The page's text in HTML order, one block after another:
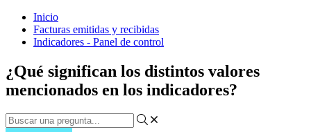
Inicio
Facturas emitidas y recibidas
Indicadores - Panel de control
¿Qué significan los distintos valores
mencionados en los indicadores?